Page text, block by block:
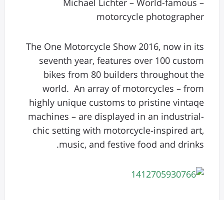
– Michael Lichter – World-famous
motorcycle photographer
The One Motorcycle Show 2016, now in its
seventh year, features over 100 custom
bikes from 80 builders throughout the
world. An array of motorcycles – from
highly unique customs to pristine vintaqe
machines – are displayed in an industrial-
chic setting with motorcycle-inspired art,
music, and festive food and drinks.